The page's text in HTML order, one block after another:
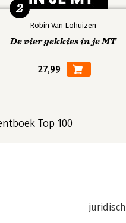
Robin Van Lohuizen
De vier gekkies in je MT
27,99
2
Top 100
juridisch